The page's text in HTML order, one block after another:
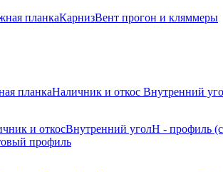
планкаКарнизВент прогон и кляммеры
планкаНаличник и откос Внутренний
и откосВнутренний уголH - профиль
профиль